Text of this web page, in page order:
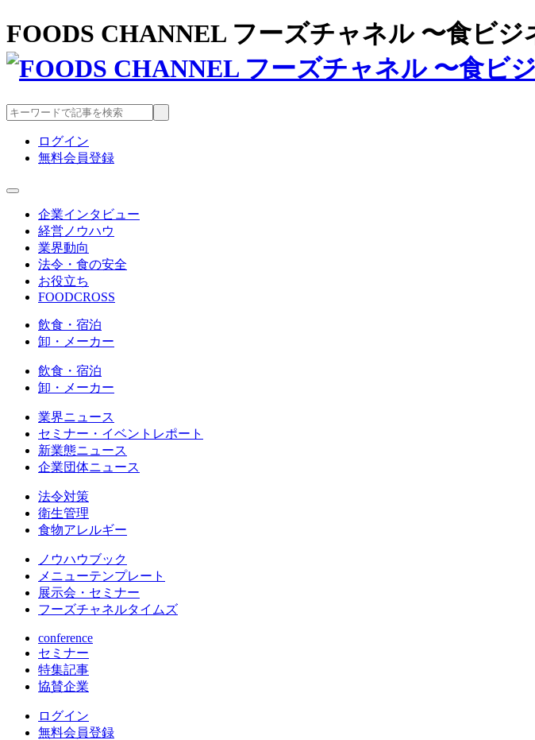
FOODS CHANNEL フーズチャネル 〜食ビ
ログイン
無料会員登録
企業インタビュー
経営ノウハウ
業界動向
法令・食の安全
お役立ち
FOODCROSS
飲食・宿泊
卸・メーカー
飲食・宿泊
卸・メーカー
業界ニュース
セミナー・イベントレポート
新業態ニュース
企業団体ニュース
法令対策
衛生管理
食物アレルギー
ノウハウブック
メニューテンプレート
展示会・セミナー
フーズチャネルタイムズ
conference
セミナー
特集記事
協賛企業
ログイン
無料会員登録